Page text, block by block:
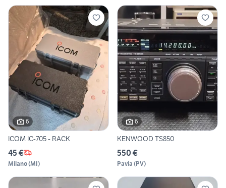
6
ICOM IC-705 - RACK
45 €
Milano(MI)
6
KENWOOD TS850
550 €
Pavia (PV)